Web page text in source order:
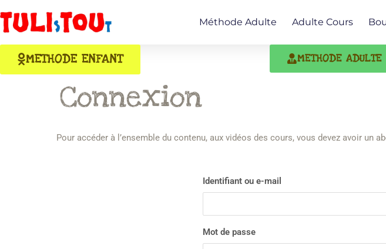
Méthode Adulte Adulte Cours
METHODE ENFANT METHODE ADULTE
Connexion
Pour accéder à l’ensemble du contenu, aux vidéos des cours, vous devez avoir un
Identifiant ou e-mail
Mot de passe